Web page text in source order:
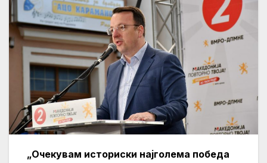
„Очекувам историски најголема победа